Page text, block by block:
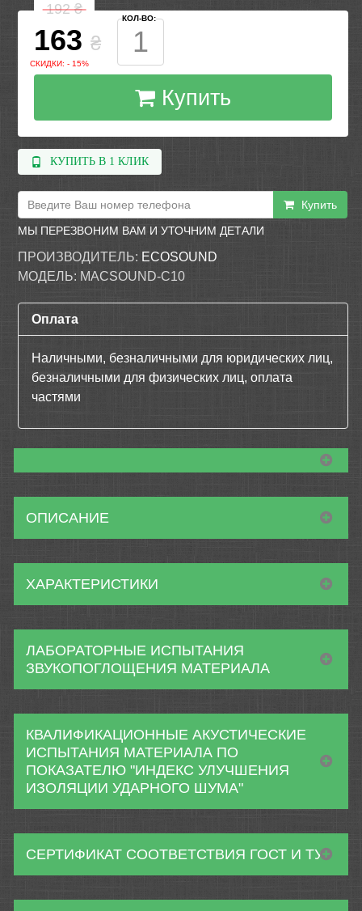
192₴
163 ₴
СКИДКИ: - 15%
КОЛ-ВО:
Купить
КУПИТЬ В 1 КЛИК
Купить
МЫ ПЕРЕЗВОНИМ ВАМ И УТОЧНИМ ДЕТАЛИ
ПРОИЗВОДИТЕЛЬ: ECOSOUND
МОДЕЛЬ: MACSOUND-C10
Оплата
Наличными, безналичными для юридических лиц,
безналичными для физических лиц, оплата
частями
ОПИСАНИЕ
ХАРАКТЕРИСТИКИ
ЛАБОРАТОРНЫЕ ИСПЫТАНИЯ
ЗВУКОПОГЛОЩЕНИЯ МАТЕРИАЛА
КВАЛИФИКАЦИОННЫЕ АКУСТИЧЕСКИЕ
ИСПЫТАНИЯ МАТЕРИАЛА ПО
ПОКАЗАТЕЛЮ "ИНДЕКС УЛУЧШЕНИЯ
ИЗОЛЯЦИИ УДАРНОГО ШУМА"
СЕРТИФИКАТ СООТВЕТСТВИЯ ГОСТ И ТУ